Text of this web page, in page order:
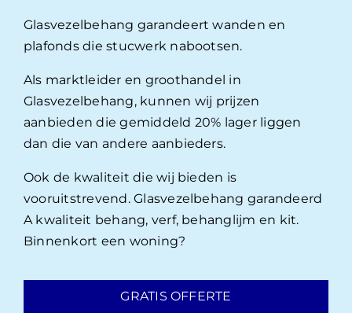
Glasvezelbehang garandeert wanden en
plafonds die stucwerk nabootsen.
Als marktleider en groothandel in
Glasvezelbehang, kunnen wij prijzen
aanbieden die gemiddeld 20% lager liggen
dan die van andere aanbieders.
Ook de kwaliteit die wij bieden is
vooruitstrevend. Glasvezelbehang garandeerd
A kwaliteit behang, verf, behanglijm en kit.
Binnenkort een woning?
GRATIS OFFERTE